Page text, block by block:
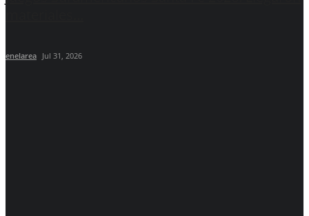
enelarea Jul 31, 2026